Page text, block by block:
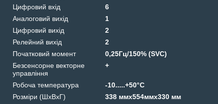
Цифровий вхід
6
Аналоговий вихід
1
Цифровий вихід
2
Релейний вихід
2
Початковий момент
0,25Гц/150% (SVC)
Безсенсорне векторне
управління
+
Робоча температура
-10.....+50°С
Розміри (ШхВхГ)
338 ммx554ммx330 мм